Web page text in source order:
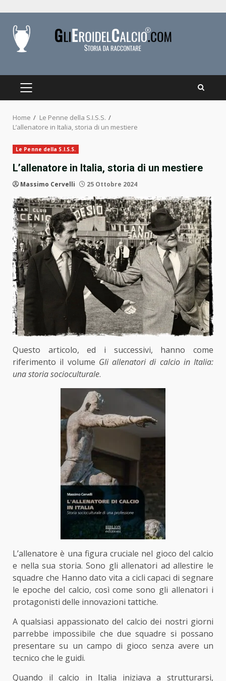
content
PRIMARY
Home
Le Penne della S.I.S.S.
L’allenatore in Italia, storia di un mestiere
Le Penne della S.I.S.S.
L’allenatore in Italia, storia di un mestiere
Massimo Cervelli 25 Ottobre 2024
Questo articolo, ed i successivi, hanno come
riferimento il volume Gli allenatori di calcio in Italia:
una storia socioculturale.
L’allenatore è una figura cruciale nel gioco del calcio
e nella sua storia. Sono gli allenatori ad allestire le
squadre che Hanno dato vita a cicli capaci di segnare
le epoche del calcio, così come sono gli allenatori i
protagonisti delle innovazioni tattiche.
A qualsiasi appassionato del calcio dei nostri giorni
parrebbe impossibile che due squadre si possano
presentare su un campo di gioco senza avere un
tecnico che le guidi.
Quando il calcio in Italia iniziava a strutturarsi,